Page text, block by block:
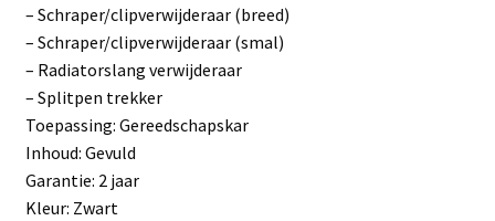
– Schraper/clipverwijderaar (breed)
– Schraper/clipverwijderaar (smal)
– Radiatorslang verwijderaar
– Splitpen trekker
Toepassing: Gereedschapskar
Inhoud: Gevuld
Garantie: 2 jaar
Kleur: Zwart